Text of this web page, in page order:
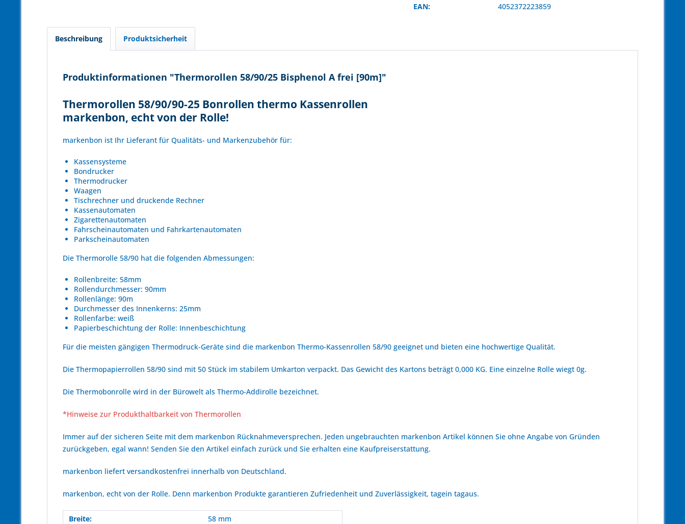
EAN:
4052372223859
Beschreibung Produktsicherheit
Produktinformationen "Thermorollen 58/90/25 Bisphenol A frei [90m]"
Thermorollen 58/90/90-25 Bonrollen thermo Kassenrollen
markenbon, echt von der Rolle!
markenbon ist Ihr Lieferant für Qualitäts- und Markenzubehör für:
Kassensysteme
Bondrucker
Thermodrucker
Waagen
Tischrechner und druckende Rechner
Kassenautomaten
Zigarettenautomaten
Fahrscheinautomaten und Fahrkartenautomaten
Parkscheinautomaten
Die Thermorolle 58/90 hat die folgenden Abmessungen:
Rollenbreite: 58mm
Rollendurchmesser: 90mm
Rollenlänge: 90m
Durchmesser des Innenkerns: 25mm
Rollenfarbe: weiß
Papierbeschichtung der Rolle: Innenbeschichtung
Für die meisten gängigen Thermodruck-Geräte sind die markenbon Thermo-Kassenrollen 58/90 geeignet und bieten eine hochwertige Qualität.
Die Thermopapierrollen 58/90 sind mit 50 Stück im stabilem Umkarton verpackt. Das Gewicht des Kartons beträgt 0,000 KG. Eine einzelne Rolle wiegt 0g.
Die Thermobonrolle wird in der Bürowelt als Thermo-Addirolle bezeichnet.
*Hinweise zur Produkthaltbarkeit von Thermorollen
Immer auf der sicheren Seite mit dem markenbon Rücknahmeversprechen. Jeden ungebrauchten markenbon Artikel können Sie ohne Angabe von Gründen
zurückgeben, egal wann! Senden Sie den Artikel einfach zurück und Sie erhalten eine Kaufpreiserstattung.
markenbon liefert versandkostenfrei innerhalb von Deutschland.
markenbon, echt von der Rolle. Denn markenbon Produkte garantieren Zufriedenheit und Zuverlässigkeit, tagein tagaus.
Breite:
58 mm